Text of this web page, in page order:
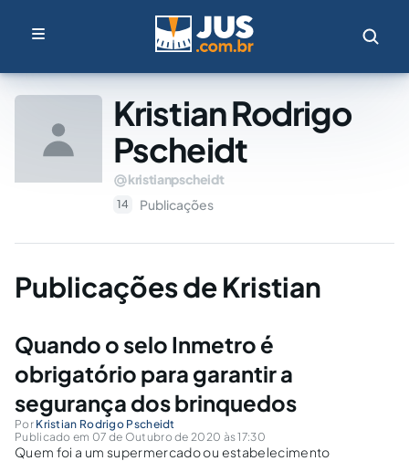
Kristian Rodrigo
Pscheidt
kristianpscheidt
14 Publicações
Publicações de Kristian
Quando o selo Inmetro é
obrigatório para garantir a
segurança dos brinquedos
Por Kristian Rodrigo Pscheidt
Publicado em 07 de Outubro de 2020 às 17:30
Quem foi a um supermercado ou estabelecimento